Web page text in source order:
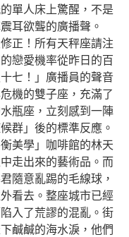
單人床上驚醒，不是
耳欲聾的廣播聲。
正！所有天秤座請注
戀愛機率從昨日的百
七！」廣播員的聲音
機的雙子座，充滿了
瓶座，立刻感到一陣
群」後的標準反應。
美學」咖啡館的林天
走出來的藝術品。而
隨意亂踢的毛線球，
看去。整座城市已經
入了荒謬的混亂。街
鹹鹹的海水淚，他們